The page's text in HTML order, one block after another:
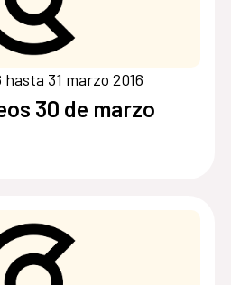
31 marzo 2016
30 de marzo